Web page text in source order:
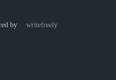
by writefreely